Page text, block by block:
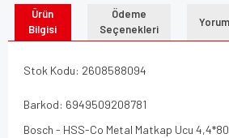
Ürün
Bilgisi
Ödeme
Seçenekleri
Stok Kodu: 2608588094
Barkod: 6949509208781
Bosch - HSS-Co Metal Matkap Ucu